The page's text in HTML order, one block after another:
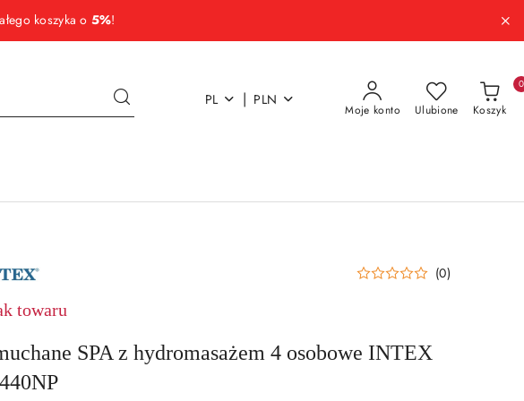
koszyka o 5%!
PL | PLN
Moje konto Ulubione Koszyk
0
(0)
towaru
SPA z hydromasażem 4 osobowe INTEX